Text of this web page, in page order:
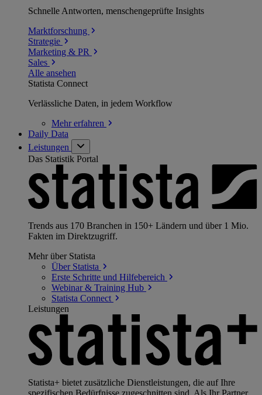
Schnelle Antworten, menschengeprüfte Insights
Marktforschung
Strategie
Marketing & PR
Sales
Alle ansehen
Statista Connect
Verlässliche Daten, in jedem Workflow
Mehrerfahren
Daily Data
Leistungen
Das Statistik Portal
Trends aus 170 Branchen in 150+ Ländern und über 1 Mio.
Fakten im Direktzugriff.
Mehr über Statista
Über Statista
Erste Schritte und Hilfebereich
Webinar & Training Hub
Statista Connect
Leistungen
Statista+ bietet zusätzliche Dienstleistungen, die auf Ihre
spezifischen Bedürfnisse zugeschnitten sind. Als Ihr Partner